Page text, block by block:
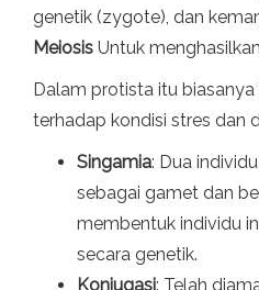
genetik (zygote), dan
Meiosis Untuk
Dalam protista itu
terhadap kondisi stres dan
Singamia: Dua
sebagai gamet dan
membentuk individu
secara genetik.
Konjugasi: Telah